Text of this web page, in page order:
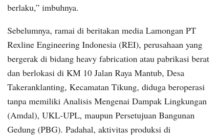
berlaku,” imbuhnya.
Sebelumnya, ramai di beritakan media Lamongan PT
Rexline Engineering Indonesia (REI), perusahaan yang
bergerak di bidang heavy fabrication atau pabrikasi berat
dan berlokasi di KM 10 Jalan Raya Mantub, Desa
Takeranklanting, Kecamatan Tikung, diduga beroperasi
tanpa memiliki Analisis Mengenai Dampak Lingkungan
(Amdal), UKL-UPL, maupun Persetujuan Bangunan
Gedung (PBG). Padahal, aktivitas produksi di